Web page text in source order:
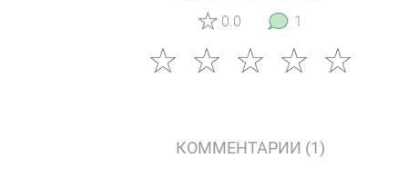
0.0 1
КОММЕНТАРИИ (1)